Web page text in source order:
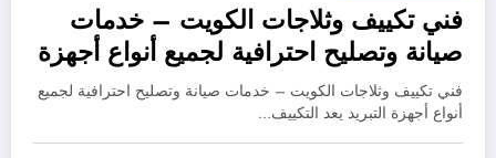
فني تكييف وثلاجات الكويت – خدمات
صيانة وتصليح احترافية لجميع أنواع أجهزة
التبريد
فني تكييف وثلاجات الكويت – خدمات صيانة وتصليح احترافية لجميع
أنواع أجهزة التبريد يعد التكييف…